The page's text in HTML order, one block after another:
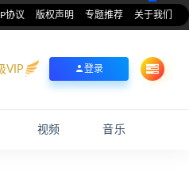
协议 版权声明 专题推荐 关于我们
VIP 登录
视频 音乐